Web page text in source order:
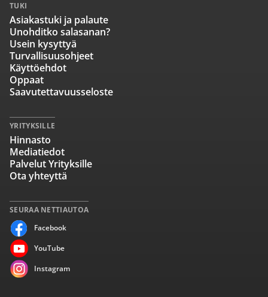
SEURAA NETTIAUTOA
Facebook
YouTube
Instagram
TUKI
Asiakastuki ja palaute
Unohditko salasanan?
Usein kysyttyä
Turvallisuusohjeet
Käyttöehdot
Oppaat
Saavutettavuusseloste
YRITYKSILLE
Hinnasto
Mediatiedot
Palvelut Yrityksille
Ota yhteyttä